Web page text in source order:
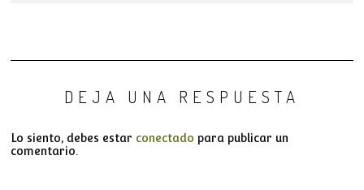
DEJA UNA RESPUESTA
Lo siento, debes estar conectado para publicar un
comentario.